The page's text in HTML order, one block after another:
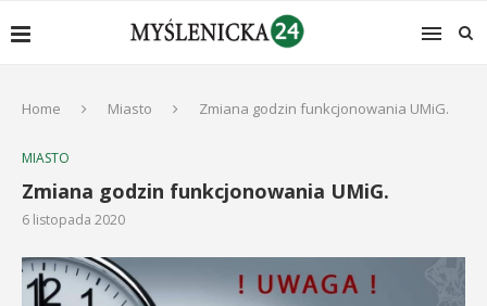
Home Miasto Zmiana godzin funkcjonowania UMiG.
MIASTO
Zmiana godzin funkcjonowania UMiG.
6 listopada 2020